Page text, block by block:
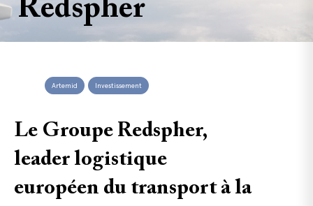
Redspher
Artemid Investissement
Le Groupe Redspher,
leader logistique
européen du transport à la